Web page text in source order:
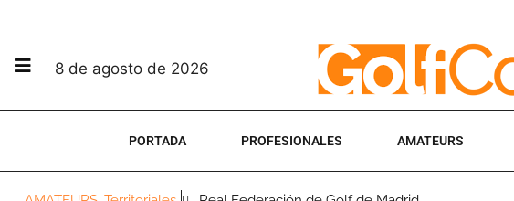
8 de agosto de 2026
PORTADA PROFESIONALES AMATEURS